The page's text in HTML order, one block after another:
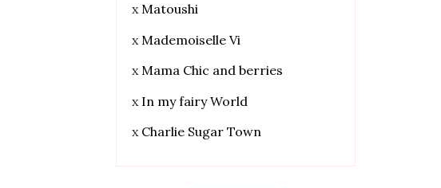
xMatoushi
x Mademoiselle Vi
xMama Chic and berries
x In my fairy World
x Charlie Sugar Town